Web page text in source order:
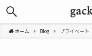
ホーム Blog プライベート